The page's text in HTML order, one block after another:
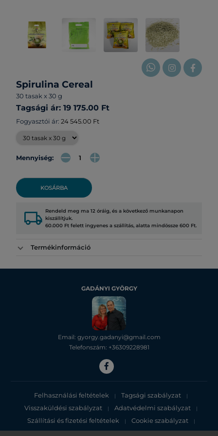
Spirulina Cereal
30 tasak x 30 g
Tagsági ár: 19 175.00 Ft
Fogyasztói ár: 24 545.00 Ft
Mennyiség:
KOSÁRBA
local_shipping Rendeld meg ma 12 óráig, és a következő munkanapon
kiszállítjuk.
60.000 Ft felett ingyenes a szállítás, alatta mindössze 600 Ft.
Termékinformáció
GADÁNYI GYÖRGY
Email: gyorgy.gadanyi@gmail.com
Telefonszám: +36309228981
Felhasználási feltételek | Tagsági szabályzat |
Visszaküldési szabályzat | Adatvédelmi szabályzat |
Szállítási és fizetési feltételek | Cookie szabályzat |
Adatvédelmi tájékoztató